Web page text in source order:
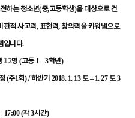
하는 청소년(중,고등학생)을 대상으로 건
판적 사고력 , 표현력,창의력을 키워냄으로
입니다.
12명 (고등1 – 3학년)
(주1회) /하반기 2018. 1. 13 토– 1. 27 토3
17:00 (각3시간)